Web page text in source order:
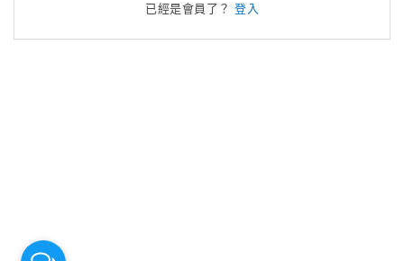
已經是會員了？ 登入